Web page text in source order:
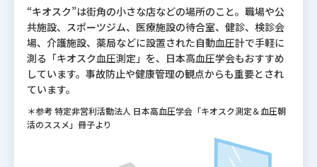
“キオスク”は街角の小さな店などの場所のこと。職場や公
共施設、スポーツジム、医療施設の待合室、健診、検診会
場、介護施設、薬局などに設置された自動血圧計で手軽に
測る「キオスク血圧測定」を、日本高血圧学会もおすすめ
しています。事故防止や健康管理の観点からも重要とされ
ています。
＊参考 特定非営利活動法人 日本高血圧学会「キオスク測定＆血圧朝
活のススメ」冊子より